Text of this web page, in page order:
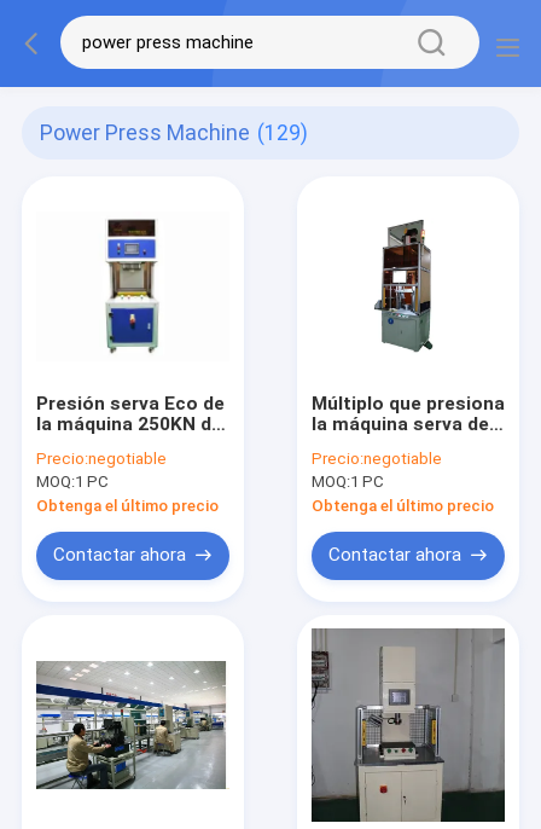
Power Press Machine (129)
Presión serva Eco de
la máquina 250KN de
bomba de agua del
automóvil -
amistoso
Precio:negotiable
MOQ:1 PC
Obtenga el último precio
Contactar ahora
Múltiplo que presiona
la máquina serva de
modos para el
Pin/presionar de la
manga
Precio:negotiable
MOQ:1 PC
Obtenga el último precio
Contactar ahora